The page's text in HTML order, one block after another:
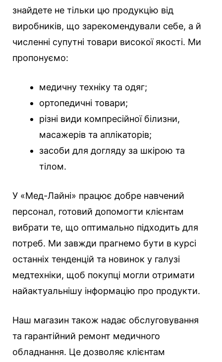
знайдете не тільки цю продукцію від
виробників, що зарекомендували себе, а й
численні супутні товари високої якості. Ми
пропонуємо:
медичну техніку та одяг;
ортопедичні товари;
різні види компресійної білизни,
масажерів та аплікаторів;
засоби для догляду за шкірою та
тілом.
У «Мед-Лайні» працює добре навчений
персонал, готовий допомогти клієнтам
вибрати те, що оптимально підходить для
потреб. Ми завжди прагнемо бути в курсі
останніх тенденцій та новинок у галузі
медтехніки, щоб покупці могли отримати
найактуальнішу інформацію про продукти.
Наш магазин також надає обслуговування
та гарантійний ремонт медичного
обладнання. Це дозволяє клієнтам